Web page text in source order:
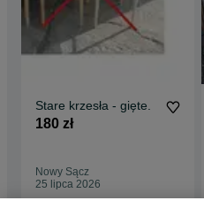
Stare krzesła - gięte.
180 zł
Nowy Sącz
25 lipca 2026